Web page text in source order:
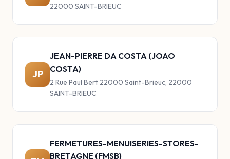
22000 SAINT-BRIEUC
JP
JEAN-PIERRE DA COSTA (JOAO
COSTA)
2 Rue Paul Bert 22000 Saint-Brieuc, 22000
SAINT-BRIEUC
FERMETURES-MENUISERIES-STORES-
BRETAGNE (FMSB)